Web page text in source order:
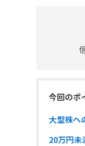
今回のポ
大型株へ
20万円